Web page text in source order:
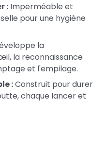
: Imperméable et
pour une hygiène
la
la reconnaissance
et l'empilage.
:Construit pour durer
chaque lancer et